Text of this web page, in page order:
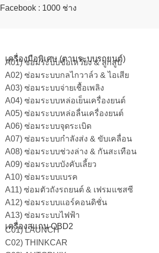
Facebook : 1000 ช่าง
เครื่องมือพิเศษ (ตามระบบรถยนต์)
A01) ซ่อมระบบข้อเหวี่ยง & ลูกสูบ
A02) ซ่อมระบบกลไกวาล์ว & ไอเสีย
A03) ซ่อมระบบจ่ายเชื้อเพลิง
A04) ซ่อมระบบหล่อเย็นเครื่องยนต์
A05) ซ่อมระบบหล่อลื่นเครื่องยนต์
A06) ซ่อมระบบจุดระเบิด
A07) ซ่อมระบบกำลังส่ง & ขับเคลื่อน
A08) ซ่อมระบบช่วงล่าง & กันสะเทือน
A09) ซ่อมระบบบังคับเลี้ยว
A10) ซ่อมระบบเบรค
A11) ซ่อมตัวถังรถยนต์ & เฟรมแชสซี
A12) ซ่อมระบบแอร์คอนดิชั่น
A13) ซ่อมระบบไฟฟ้า
เครื่องสแกน OBD2
C01) LAUNCH
C02) THINKCAR